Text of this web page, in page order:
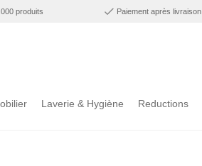
produits Paiement après livraison
Laverie & Hygiène Reductions